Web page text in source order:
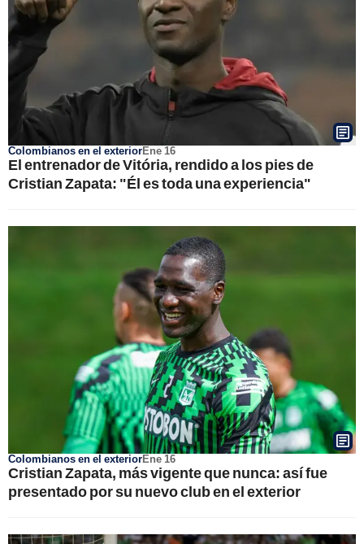
Colombianos en el exteriorEne 16
El entrenador de Vitória, rendido a los pies de
Cristian Zapata: "Él es toda una experiencia"
Colombianos en el exteriorEne 16
Cristian Zapata, más vigente que nunca: así fue
presentado por su nuevo club en el exterior